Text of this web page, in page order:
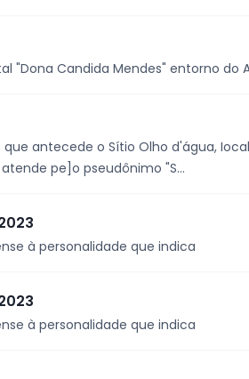
"Dona Candida Mendes" entorno do
antecede o Sítio Olho d'água,
pe]o pseudônimo "S...
à personalidade que indica
à personalidade que indica